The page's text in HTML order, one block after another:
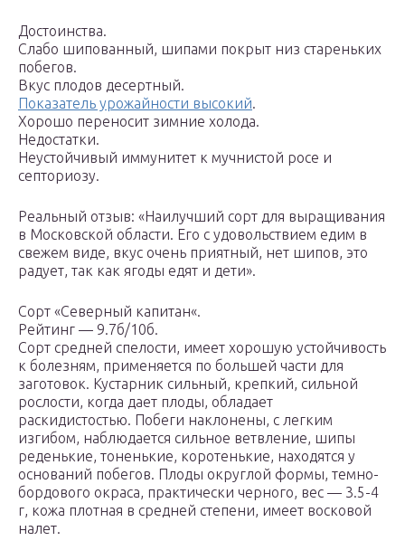
Достоинства.
Слабо шипованный, шипами покрыт низ стареньких
побегов.
Вкус плодов десертный.
Показатель урожайности высокий.
Хорошо переносит зимние холода.
Недостатки.
Неустойчивый иммунитет к мучнистой росе и
септориозу.
Реальный отзыв: «Наилучший сорт для выращивания
в Московской области. Его с удовольствием едим в
свежем виде, вкус очень приятный, нет шипов, это
радует, так как ягоды едят и дети».
Сорт «Северный капитан«.
Рейтинг — 9.7б/10б.
Сорт средней спелости, имеет хорошую устойчивость
к болезням, применяется по большей части для
заготовок. Кустарник сильный, крепкий, сильной
рослости, когда дает плоды, обладает
раскидистостью. Побеги наклонены, с легким
изгибом, наблюдается сильное ветвление, шипы
реденькие, тоненькие, коротенькие, находятся у
оснований побегов. Плоды округлой формы, темно-
бордового окраса, практически черного, вес — 3.5-4
г, кожа плотная в средней степени, имеет восковой
налет.